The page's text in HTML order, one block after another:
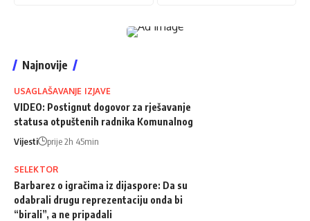
Najnovije
USAGLAŠAVANJE IZJAVE
VIDEO: Postignut dogovor za rješavanje
statusa otpuštenih radnika Komunalnog
Vijesti prije 2h 45min
SELEKTOR
Barbarez o igračima iz dijaspore: Da su
odabrali drugu reprezentaciju onda bi
“birali”, a ne pripadali